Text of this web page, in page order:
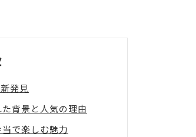
発見
背景と人気の理由
で楽しむ魅力